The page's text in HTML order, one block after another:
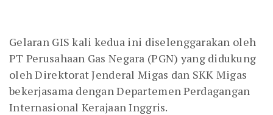
Gelaran GIS kali kedua ini diselenggarakan oleh
PT Perusahaan Gas Negara (PGN) yang didukung
oleh Direktorat Jenderal Migas dan SKK Migas
bekerjasama dengan Departemen Perdagangan
Internasional Kerajaan Inggris.